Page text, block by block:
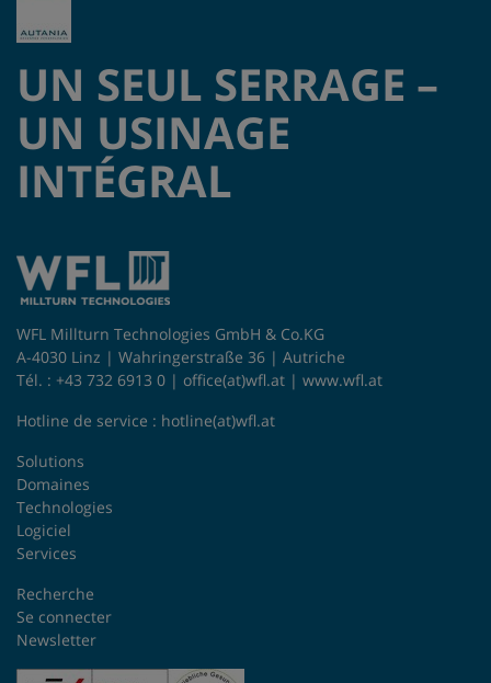
UN SEUL SERRAGE –
UN USINAGE
INTÉGRAL
WFL Millturn Technologies GmbH & Co.KG
A-4030 Linz | Wahringerstraße 36 | Autriche
Tél. : +43 732 6913 0 | office(at)wfl.at | www.wfl.at
Hotline de service : hotline(at)wfl.at
Solutions
Domaines
Technologies
Logiciel
Services
Recherche
Se connecter
Newsletter